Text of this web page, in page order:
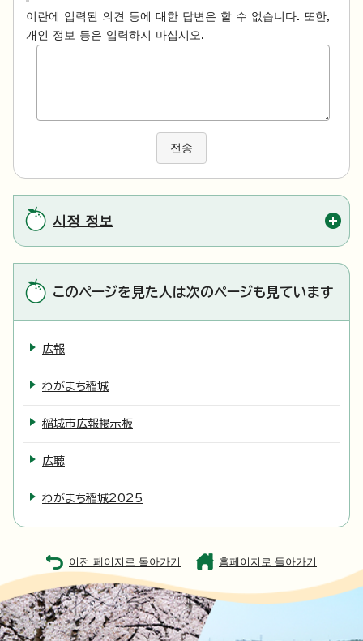
이란에 입력된 의견 등에 대한 답변은 할 수 없습니다. 또한,
개인 정보 등은 입력하지 마십시오.
전송
시정 정보
このページを見た人は次のページも見ています
広報
わがまち稲城
稲城市広報掲示板
広聴
わがまち稲城2025
이전 페이지로 돌아가기 홈페이지로 돌아가기